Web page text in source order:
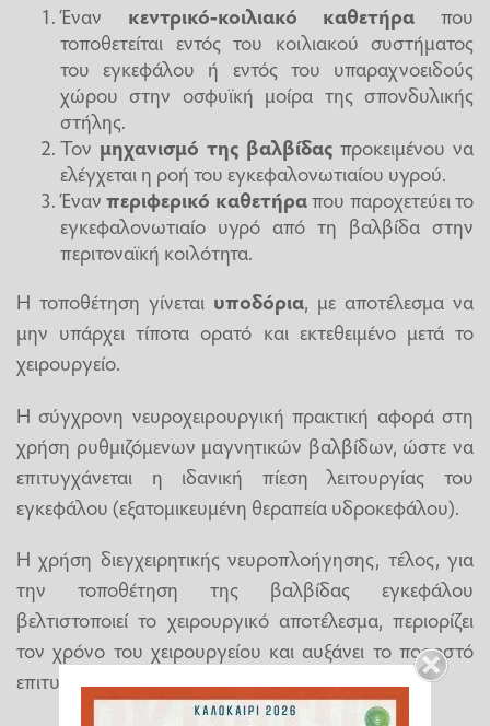
Έναν κεντρικό-κοιλιακό καθετήρα που
τοποθετείται εντός του κοιλιακού συστήματος
του εγκεφάλου ή εντός του υπαραχνοειδούς
χώρου στην οσφυϊκή μοίρα της σπονδυλικής
στήλης.
Τον μηχανισμό της βαλβίδας προκειμένου να
ελέγχεται η ροή του εγκεφαλονωτιαίου υγρού.
Ένανπεριφερικό καθετήραπου παροχετεύει το
εγκεφαλονωτιαίο υγρό από τη βαλβίδα στην
περιτοναϊκή κοιλότητα.
Η τοποθέτηση γίνεται υποδόρια, με αποτέλεσμα να
μην υπάρχει τίποτα ορατό και εκτεθειμένο μετά το
χειρουργείο.
Η σύγχρονη νευροχειρουργική πρακτική αφορά στη
χρήση ρυθμιζόμενων μαγνητικών βαλβίδων, ώστε να
επιτυγχάνεται η ιδανική πίεση λειτουργίας του
εγκεφάλου (εξατομικευμένη θεραπεία υδροκεφάλου).
Η χρήση διεγχειρητικής νευροπλοήγησης, τέλος, για
την τοποθέτηση της βαλβίδας εγκεφάλου
βελτιστοποιεί το χειρουργικό αποτέλεσμα, περιορίζει
τον χρόνο του χειρουργείου και αυξάνει το ποσοστό
επιτυχίας της παρέμβασης.